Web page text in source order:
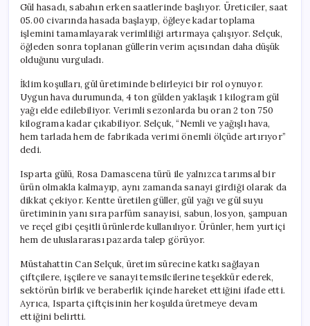
Gül hasadı, sabahın erken saatlerinde başlıyor. Üreticiler, saat
05.00 civarında hasada başlayıp, öğleye kadar toplama
işlemini tamamlayarak verimliliği artırmaya çalışıyor. Selçuk,
öğleden sonra toplanan güllerin verim açısından daha düşük
olduğunu vurguladı.
İklim koşulları, gül üretiminde belirleyici bir rol oynuyor.
Uygun hava durumunda, 4 ton gülden yaklaşık 1 kilogram gül
yağı elde edilebiliyor. Verimli sezonlarda bu oran 2 ton 750
kilograma kadar çıkabiliyor. Selçuk, “Nemli ve yağışlı hava,
hem tarlada hem de fabrikada verimi önemli ölçüde artırıyor”
dedi.
Isparta gülü, Rosa Damascena türü ile yalnızca tarımsal bir
ürün olmakla kalmayıp, aynı zamanda sanayi girdiği olarak da
dikkat çekiyor. Kentte üretilen güller, gül yağı ve gül suyu
üretiminin yanı sıra parfüm sanayisi, sabun, losyon, şampuan
ve reçel gibi çeşitli ürünlerde kullanılıyor. Ürünler, hem yurtiçi
hem de uluslararası pazarda talep görüyor.
Müstahattin Can Selçuk, üretim sürecine katkı sağlayan
çiftçilere, işçilere ve sanayi temsilcilerine teşekkür ederek,
sektörün birlik ve beraberlik içinde hareket ettiğini ifade etti.
Ayrıca, Isparta çiftçisinin her koşulda üretmeye devam
ettiğini belirtti.